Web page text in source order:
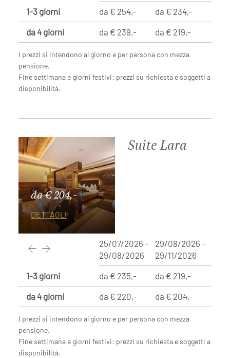
1-3 giorni
da 4 giorni
da € 254,-
da € 239,-
da € 234,-
da € 219,-
I prezzi si intendono al giorno e per persona con mezza
pensione.
Fine settimana e giorni festivi: prezzi su richiesta e soggetti a
disponibilità.
da € 204,-
DETTAGLI
Suite Lara
25/07/2026 -
29/08/2026
29/08/2026 -
29/11/2026
1-3 giorni
da 4 giorni
da € 235,-
da € 220,-
da € 219,-
da € 204,-
I prezzi si intendono al giorno e per persona con mezza
pensione.
Fine settimana e giorni festivi: prezzi su richiesta e soggetti a
disponibilità.